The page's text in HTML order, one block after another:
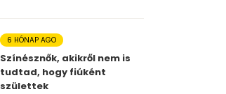
6 HÓNAP AGO
Színésznők, akikről nem is
tudtad, hogy fiúként
születtek